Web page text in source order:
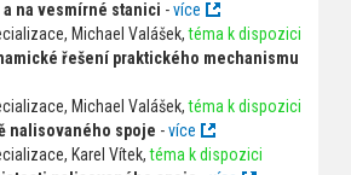
a na vesmírné stanici -více
Michael Valášek,téma k dispozici
řešení praktického mechanismu
Michael Valášek,téma k dispozici
nalisovaného spoje -více
Karel Vítek,téma k dispozici